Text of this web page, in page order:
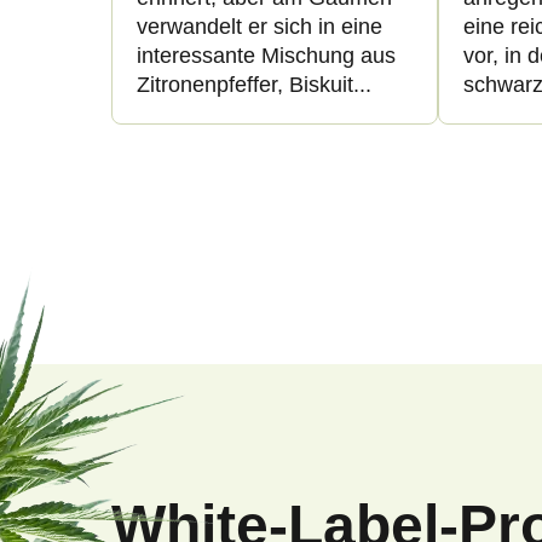
verwandelt er sich in eine
interessante Mischung aus
Zitronenpfeffer, Biskuit...
eine
vor, in
F
u
ß
White-Label-